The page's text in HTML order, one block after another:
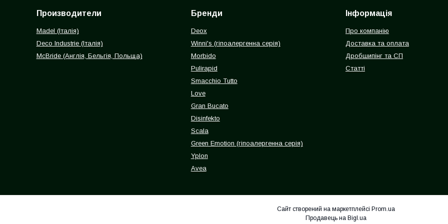
Производители
Madel (Італія)
Deco Industrie (Італія)
McBride (Англія, Бельгія, Польща)
Бренди
Deox
Winni's (гіпоалергенна серія)
Morbido
Pulirapid
Smacchio Tutto
Love
Gran Bucato
Disinfekto
Scala
Green Emotion (гіпоалергенна серія)
Yplon
Avea
Інформація
Про компанію
Доставка та оплата
Дробшипінг та СП
Статті
Сайт створений на маркетплейсі Prom.ua
Продавець на Bigl.ua